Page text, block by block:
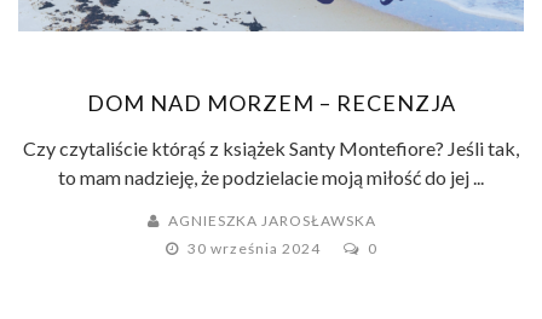
DOM NAD MORZEM – RECENZJA
Czy czytaliście którąś z książek Santy Montefiore? Jeśli tak,
to mam nadzieję, że podzielacie moją miłość do jej ...
AGNIESZKA JAROSŁAWSKA
30 września 2024
0